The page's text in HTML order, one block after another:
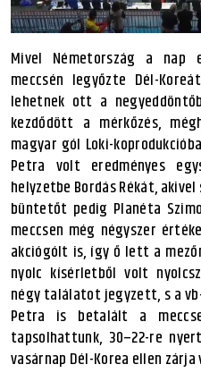
Mivel Németország a nap
meccsén legyőzte Dél-
lehetnek ott a
kezdődött a mérkőzés,
magyar gól Loki-
Petra volt eredményes
helyzetbe Bordás Rékát,
büntetőt pedig Planéta
meccsen még négyszer
akciógólt is, így ő lett a
nyolc kísérletből volt
négy találatot jegyzett, s a
Petra is betalált a
tapsolhattunk, 30–22-re
vasárnap Dél-Korea ellen